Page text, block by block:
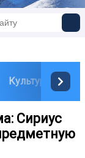
Культура
Сириус